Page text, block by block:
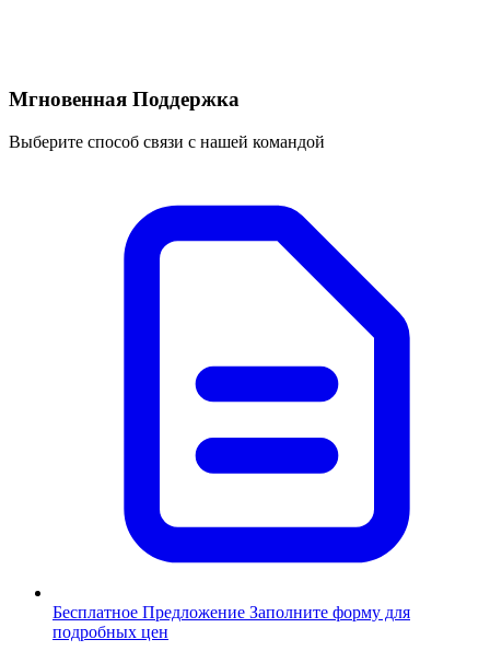
Мгновенная Поддержка
Выберите способ связи с нашей командой
Бесплатное Предложение Заполните форму для
подробных цен